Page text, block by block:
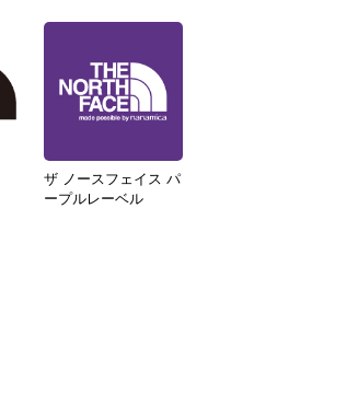
ザ ノースフェイス パ
ープルレーベル